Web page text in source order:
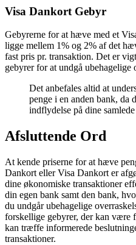
Visa Dankort Gebyr
Gebyrerne for at hæve med et
ligge mellem 1% og 2% af det
fast pris pr. transaktion. Det er
gebyrer for at undgå ubehagelige
Det anbefales altid at
penge i en anden bank, da
indflydelse på dine
Afsluttende Ord
At kende priserne for at hæve
Dankort eller Visa Dankort er
dine økonomiske transaktioner
din egen bank samt den bank,
du undgår ubehagelige
forskellige gebyrer, der kan være
kan træffe informerede
transaktioner.